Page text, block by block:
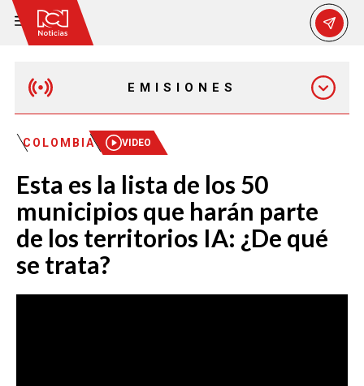
EMISIONES
EMISIÓN 12:30 PM
EMISIÓN 7:00 PM
COLOMBIA VIDEO
Esta es la lista de los 50
municipios que harán parte
de los territorios IA: ¿De qué
se trata?